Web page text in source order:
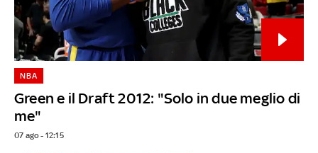
Green e il Draft 2012: "Solo in due meglio di
me"
NBA
07 ago - 12:15